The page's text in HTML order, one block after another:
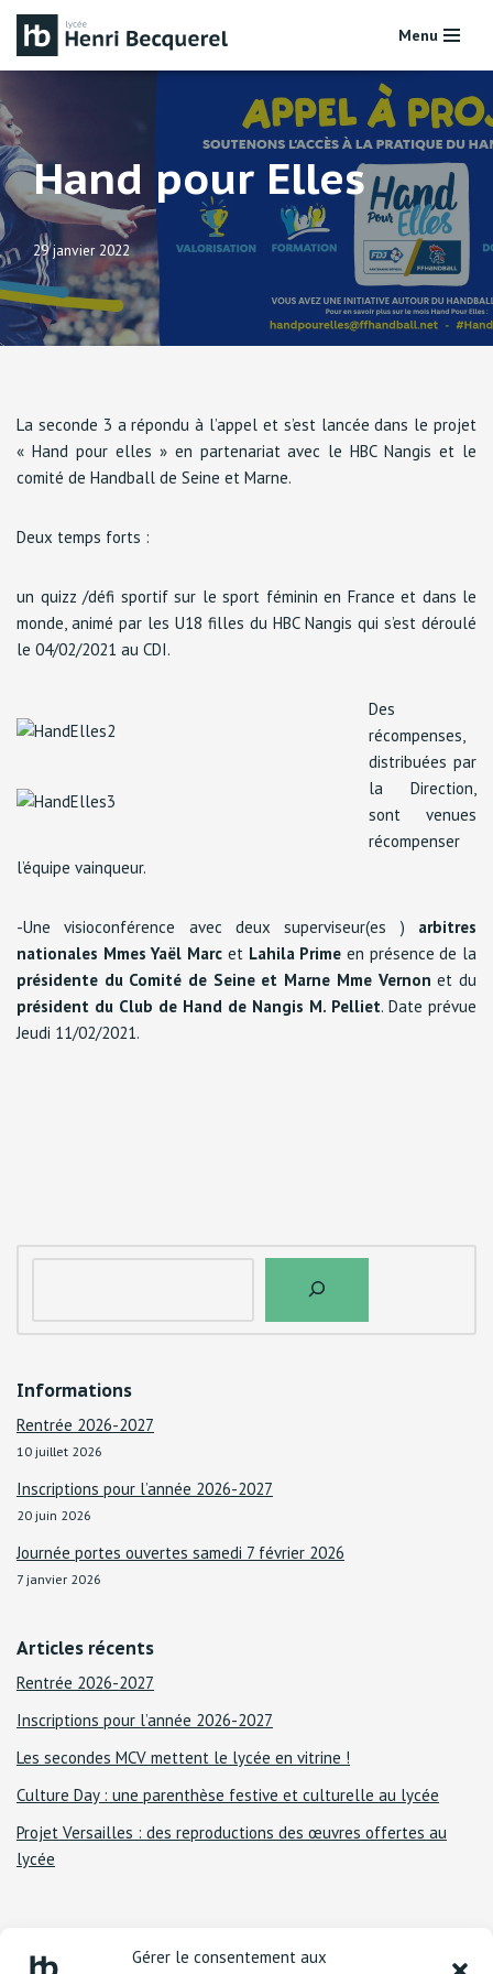
Gérer le consentement aux
Aller
Menu
Hand pour Elles
29 janvier 2022
La seconde 3 a répondu à l’appel et s’est lancée dans le projet
« Hand pour elles » en partenariat avec le HBC Nangis et le
comité de Handball de Seine et Marne.
Deux temps forts :
un quizz /défi sportif sur le sport féminin en France et dans le
monde, animé par les U18 filles du HBC Nangis qui s’est déroulé
le 04/02/2021 au CDI.
Des
récompenses,
distribuées par
la Direction,
sont venues
récompenser
l’équipe vainqueur.
-Une visioconférence avec deux superviseur(es ) arbitres
nationales Mmes Yaël Marc et Lahila Prime en présence de la
présidente du Comité de Seine et Marne Mme Vernon et du
président du Club de Hand de Nangis M. Pelliet. Date prévue
Jeudi 11/02/2021.
Informations
Rentrée 2026-2027
10 juillet 2026
Inscriptions pour l’année 2026-2027
20 juin 2026
Journée portes ouvertes samedi 7 février 2026
7 janvier 2026
Articles récents
Rentrée 2026-2027
Inscriptions pour l’année 2026-2027
Les secondes MCV mettent le lycée en vitrine !
Culture Day : une parenthèse festive et culturelle au lycée
Projet Versailles : des reproductions des œuvres offertes au
lycée